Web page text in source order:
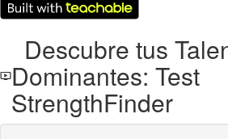
Descubre tus
Dominantes: Test
StrengthFinder